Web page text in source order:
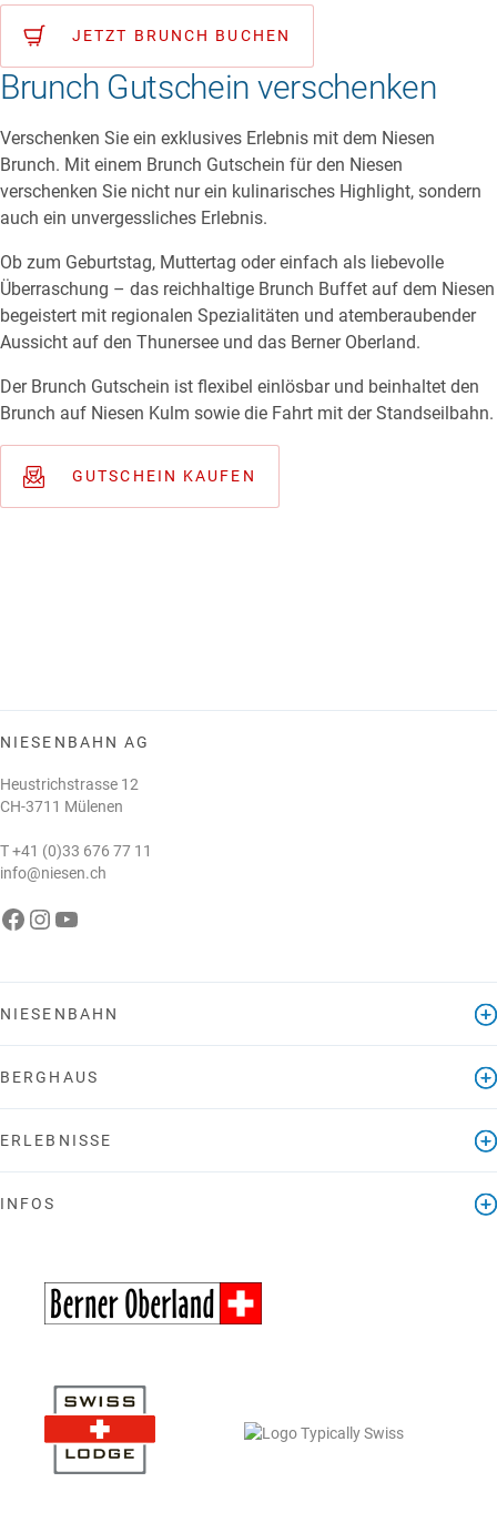
JETZT BRUNCH BUCHEN
Brunch Gutschein verschenken
Verschenken Sie ein exklusives Erlebnis mit dem Niesen
Brunch. Mit einem Brunch Gutschein für den Niesen
verschenken Sie nicht nur ein kulinarisches Highlight, sondern
auch ein unvergessliches Erlebnis.
Ob zum Geburtstag, Muttertag oder einfach als liebevolle
Überraschung – das reichhaltige Brunch Buffet auf dem Niesen
begeistert mit regionalen Spezialitäten und atemberaubender
Aussicht auf den Thunersee und das Berner Oberland.
Der Brunch Gutschein ist flexibel einlösbar und beinhaltet den
Brunch auf Niesen Kulm sowie die Fahrt mit der Standseilbahn.
GUTSCHEIN KAUFEN
NIESENBAHN AG
Heustrichstrasse 12
CH-3711 Mülenen
T+41 (0)33 676 77 11
info@niesen.ch
Die Niesenbahn auf Facebook
Die Niesenbahn auf Instagram
Die Niesenbahn auf YouTube
NIESENBAHN
BERGHAUS
ERLEBNISSE
INFOS